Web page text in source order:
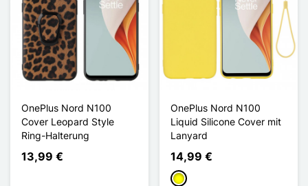
OnePlus Nord N100
Cover Leopard Style
Ring-Halterung
13,99 €
OnePlus Nord N100
Liquid Silicone Cover mit
Lanyard
14,99 €
Gelb